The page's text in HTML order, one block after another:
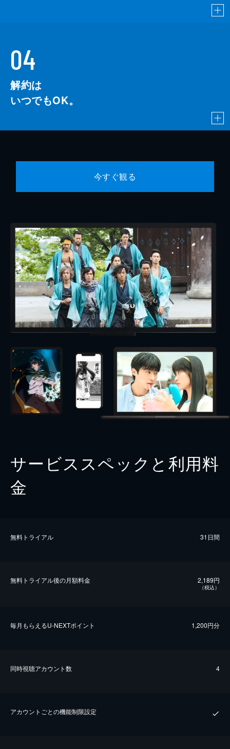
04
解約は
いつでもOK。
今すぐ観る
サービススペックと利用料
金
無料トライアル 31日間
無料トライアル後の⽉額料金 2,189円
（税込）
毎⽉もらえるU-NEXTポイント 1,200円分
同時視聴アカウント数 4
アカウントごとの機能制限設定